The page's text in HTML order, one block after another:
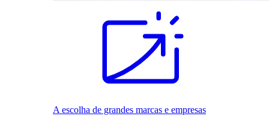
A escolha de grandes marcas e empresas